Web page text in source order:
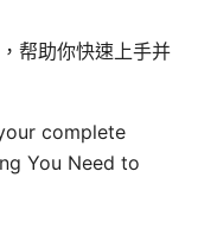
帮助你快速上手并
complete
You Need to